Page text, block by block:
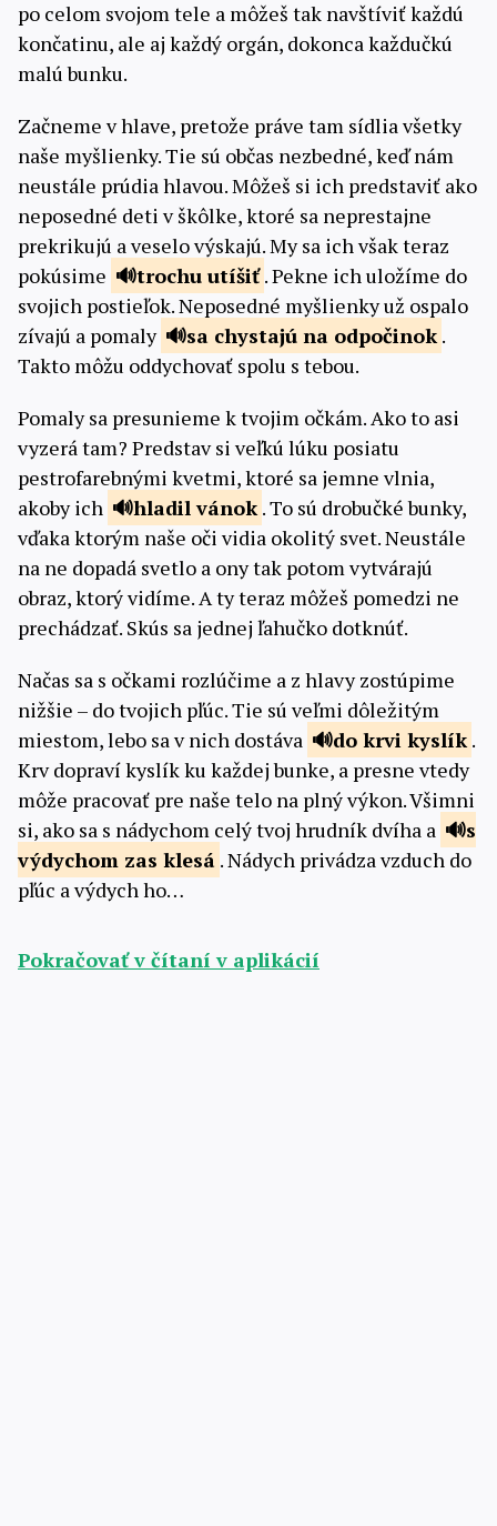
po celom svojom tele a môžeš tak navštíviť každú
končatinu, ale aj každý orgán, dokonca každučkú
malú bunku.
Začneme v hlave, pretože práve tam sídlia všetky
naše myšlienky. Tie sú občas nezbedné, keď nám
neustále prúdia hlavou. Môžeš si ich predstaviť ako
neposedné deti v škôlke, ktoré sa neprestajne
prekrikujú a veselo výskajú. My sa ich však teraz
pokúsime
trochu utíšiť . Pekne ich uložíme do
svojich postieľok. Neposedné myšlienky už ospalo
zívajú a pomaly
sa chystajú na odpočinok .
Takto môžu oddychovať spolu s tebou.
Pomaly sa presunieme k tvojim očkám. Ako to asi
vyzerá tam? Predstav si veľkú lúku posiatu
pestrofarebnými kvetmi, ktoré sa jemne vlnia,
akoby ich
hladilvánok . To sú drobučké bunky,
vďaka ktorým naše oči vidia okolitý svet. Neustále
na ne dopadá svetlo a ony tak potom vytvárajú
obraz, ktorý vidíme. A ty teraz môžeš pomedzi ne
prechádzať. Skús sa jednej ľahučko dotknúť.
Načas sa s očkami rozlúčime a z hlavy zostúpime
nižšie – do tvojich pľúc. Tie sú veľmi dôležitým
miestom, lebo sa v nich dostáva
do krvi kyslík .
Krv dopraví kyslík ku každej bunke, a presne vtedy
môže pracovať pre naše telo na plný výkon. Všimni
si, ako sa s nádychom celý tvoj hrudník dvíha a
s
výdychom zas klesá . Nádych privádza vzduch do
pľúc a výdych ho…
Pokračovať v čítaní v aplikácií